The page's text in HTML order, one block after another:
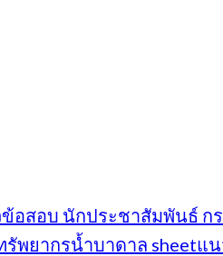
อสอบ นักประชาสัมพันธ์ ก
sheetแ